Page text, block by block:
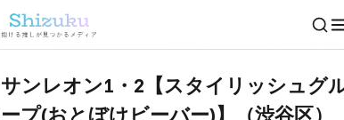
サンレオン1・2【スタイリッシュグ
ープ(おとぼけビーバー)】（渋谷区）